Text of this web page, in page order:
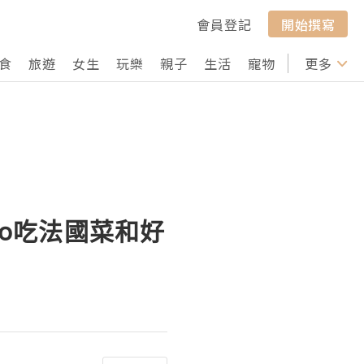
會員登記
開始撰寫
旅遊 女生 玩樂 親子 生活 寵物 行山 打卡
更多
法國菜和好